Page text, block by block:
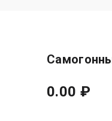
0.00 ₽